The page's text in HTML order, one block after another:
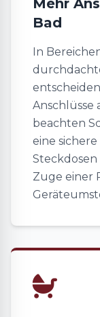
Mehr
Bad
In
Anschlüsse
beachten
eine
Zuge einer